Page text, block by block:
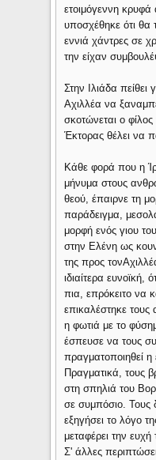
ετοιμόγεννη
υποσχέθηκε ότι θα
εννιά χάντρες σε
την είχαν
Στην Ιλιάδα πείθει
Αχιλλέα να
σκοτώνεται ο
Έκτορας θέλει να
Κάθε φορά που η
μήνυμα στους
θεού, έπαιρνε τη
παράδειγμα,
μορφή ενός γιου
στην Ελένη ως
της προς
ιδιαίτερα
πια, επρόκειτο να
επικαλέστηκε τους
η φωτιά με το
έσπευσε να τους
πραγματοποιηθεί η
Πραγματικά, τους
στη σπηλιά του
σε συμπόσιο. Τους
εξηγήσει το λόγο
μεταφέρει την ευχή
Σ' άλλες